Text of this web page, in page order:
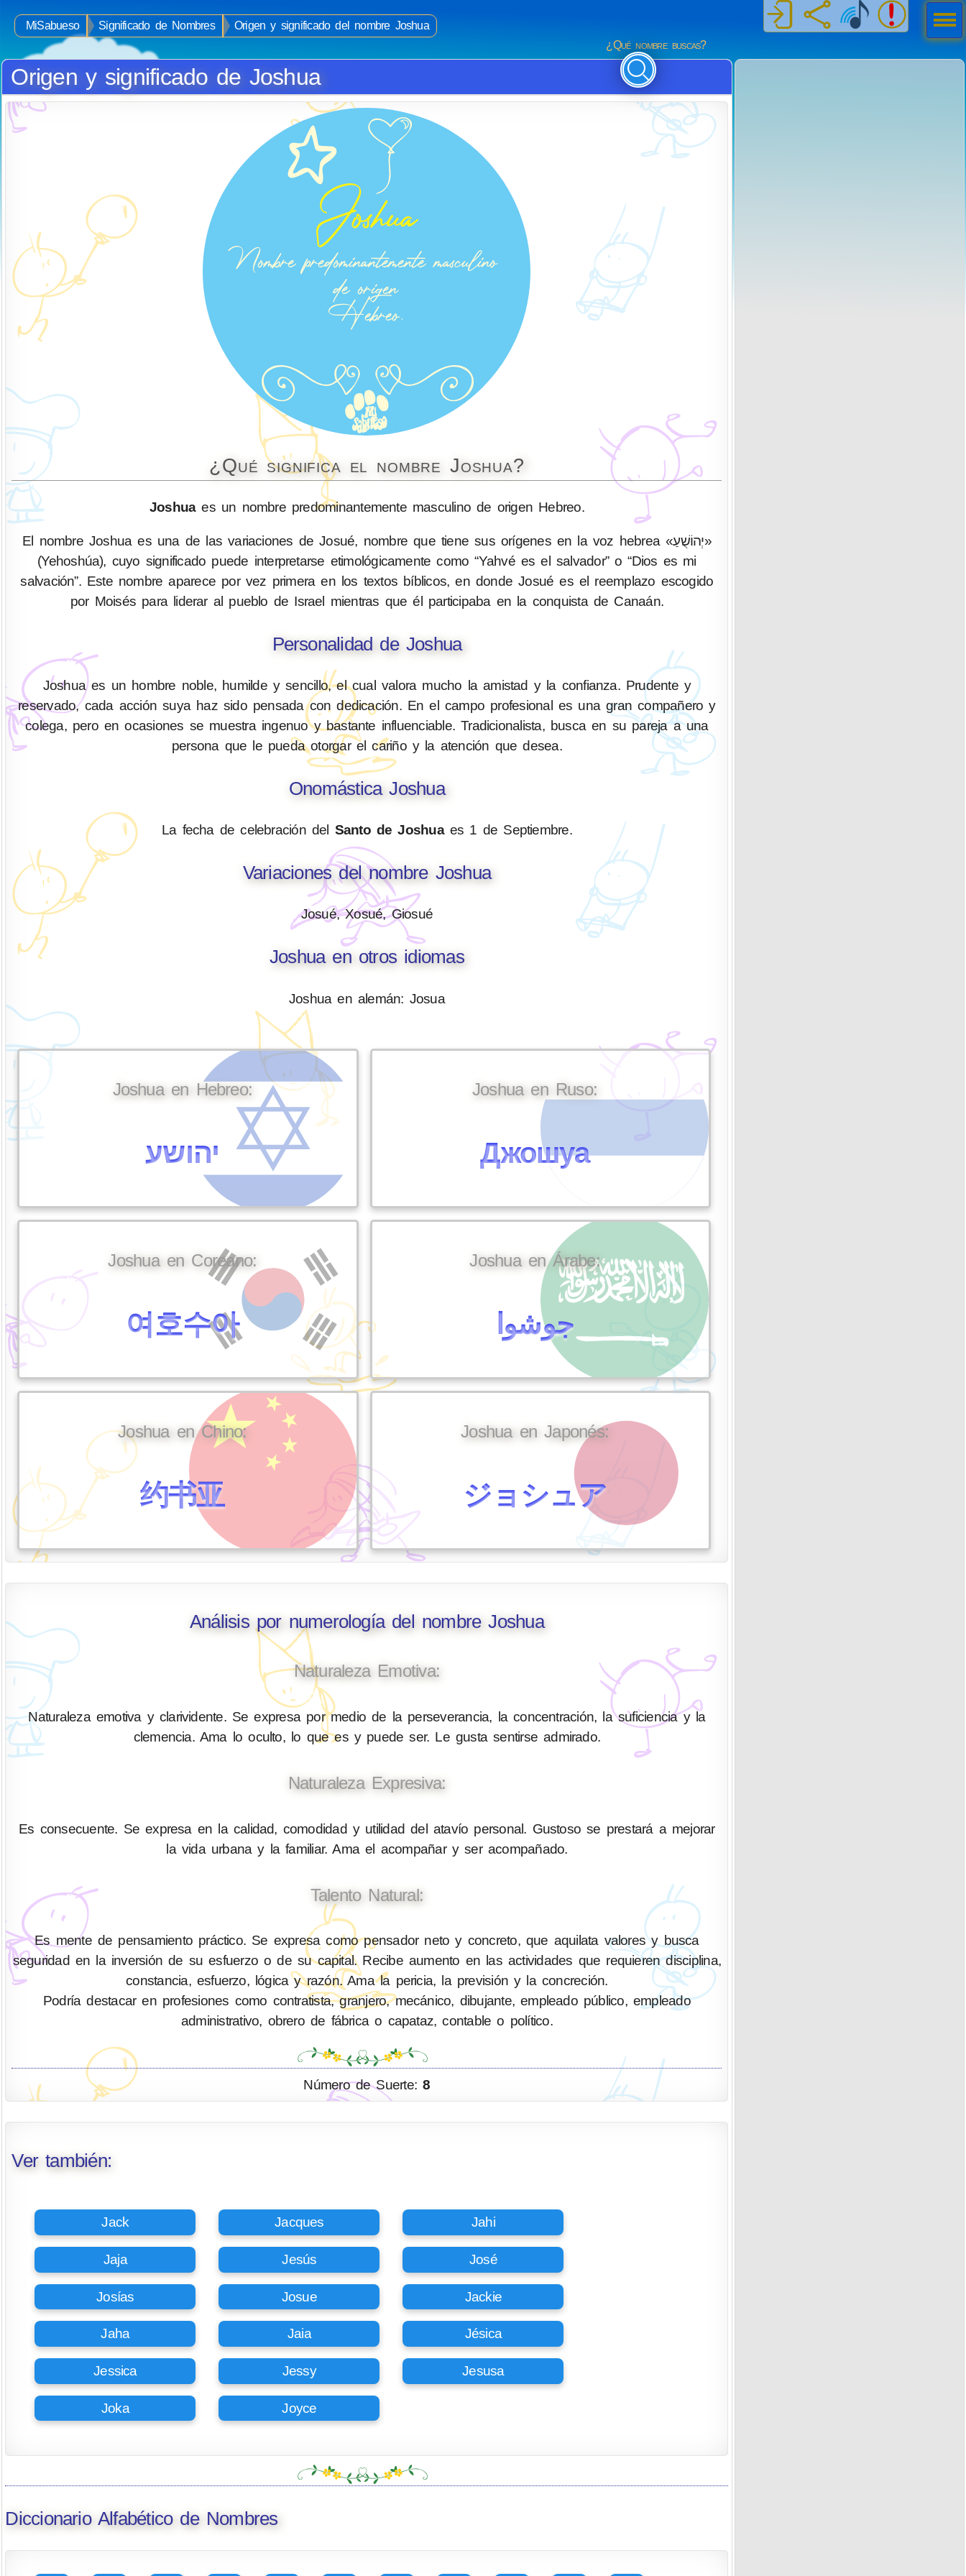
MiSabueso Significado de Nombres
Origen y significado del nombre Joshua
¿Qué nombre buscas?
Origen y significado de Joshua
¿Qué significa el nombre Joshua?
Joshuaes un nombre predominantemente masculino de origen Hebreo.
El nombre Joshua es una de las variaciones de Josué, nombre que tiene sus orígenes en la voz hebrea «יְהוֹשֻׁעַ»
(Yehoshúa), cuyo significado puede interpretarse etimológicamente como “Yahvé es el salvador” o “Dios es mi
salvación”. Este nombre aparece por vez primera en los textos bíblicos, en donde Josué es el reemplazo escogido
por Moisés para liderar al pueblo de Israel mientras que él participaba en la conquista de Canaán.
Personalidad de Joshua
Joshua es un hombre noble, humilde y sencillo, el cual valora mucho la amistad y la confianza. Prudente y
reservado, cada acción suya haz sido pensada con dedicación. En el campo profesional es una gran compañero y
colega, pero en ocasiones se muestra ingenuo y bastante influenciable. Tradicionalista, busca en su pareja a una
persona que le pueda otorgar el cariño y la atención que desea.
Onomástica Joshua
La fecha de celebración del Santo de Joshuaes 1 de Septiembre.
Variaciones del nombre Joshua
Josué, Xosué, Giosué
Joshua en otros idiomas
Joshua en alemán: Josua
Joshua en Hebreo:
יהושע
Joshua en Ruso:
Джошуа
Joshua en Coreano:
여호수아
Joshua en Árabe:
جوشوا
Joshua en Chino:
约书亚
Joshua en Japonés:
ジョシュア
Análisis por numerología del nombre Joshua
Naturaleza Emotiva:
Naturaleza emotiva y clarividente. Se expresa por medio de la perseverancia, la concentración, la suficiencia y la
clemencia. Ama lo oculto, lo que es y puede ser. Le gusta sentirse admirado.
Naturaleza Expresiva:
Es consecuente. Se expresa en la calidad, comodidad y utilidad del atavío personal. Gustoso se prestará a mejorar
la vida urbana y la familiar. Ama el acompañar y ser acompañado.
Talento Natural:
Es mente de pensamiento práctico. Se expresa como pensador neto y concreto, que aquilata valores y busca
seguridad en la inversión de su esfuerzo o de su capital. Recibe aumento en las actividades que requieren disciplina,
constancia, esfuerzo, lógica y razón. Ama la pericia, la previsión y la concreción.
Podría destacar en profesiones como contratista, granjero, mecánico, dibujante, empleado público, empleado
administrativo, obrero de fábrica o capataz, contable o político.
Número de Suerte:8
Ver también:
Jack Jacques Jahi
Jaja Jesús José
Josías Josue Jackie
Jaha Jaia Jésica
Jessica Jessy Jesusa
Joka Joyce
Diccionario Alfabético de Nombres
Men
ú